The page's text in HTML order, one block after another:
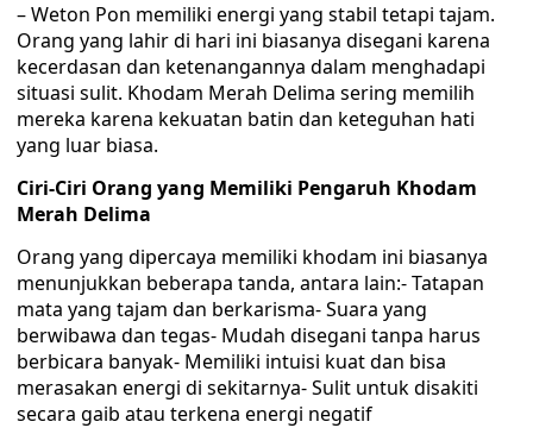
– Weton Pon memiliki energi yang stabil tetapi tajam.
Orang yang lahir di hari ini biasanya disegani karena
kecerdasan dan ketenangannya dalam menghadapi
situasi sulit. Khodam Merah Delima sering memilih
mereka karena kekuatan batin dan keteguhan hati
yang luar biasa.
Ciri-Ciri Orang yang Memiliki Pengaruh Khodam
Merah Delima
Orang yang dipercaya memiliki khodam ini biasanya
menunjukkan beberapa tanda, antara lain:- Tatapan
mata yang tajam dan berkarisma- Suara yang
berwibawa dan tegas- Mudah disegani tanpa harus
berbicara banyak- Memiliki intuisi kuat dan bisa
merasakan energi di sekitarnya- Sulit untuk disakiti
secara gaib atau terkena energi negatif